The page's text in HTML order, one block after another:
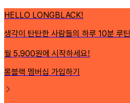
HELLO LONGBLACK!
생각이 탄탄한 사람들의 하루 10분 루틴
월 5,900원에 시작하세요!
롱블랙 멤버십 가입하기